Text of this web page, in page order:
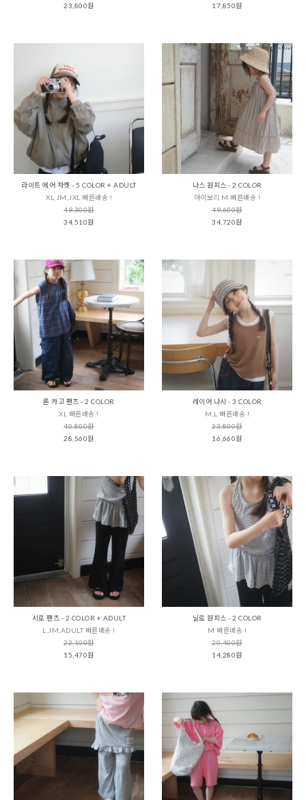
23,800원
17,850원
라이트 에어 자켓 - 5 COLOR + ADULT
XL,JM,JXL 빠른배송 !
49,300원
34,510원
나스 원피스 - 2 COLOR
아이보리 M 빠른배송 !
49,600원
34,720원
론 카고 팬츠 - 2 COLOR
XL 빠른배송 !
40,800원
28,560원
레이어 나시 - 3 COLOR
M,L 빠른배송 !
23,800원
16,660원
시로 팬츠 - 2 COLOR + ADULT
L,JM,ADULT 빠른배송 !
22,100원
15,470원
닐로 원피스 - 2 COLOR
M 빠른배송 !
20,400원
14,280원